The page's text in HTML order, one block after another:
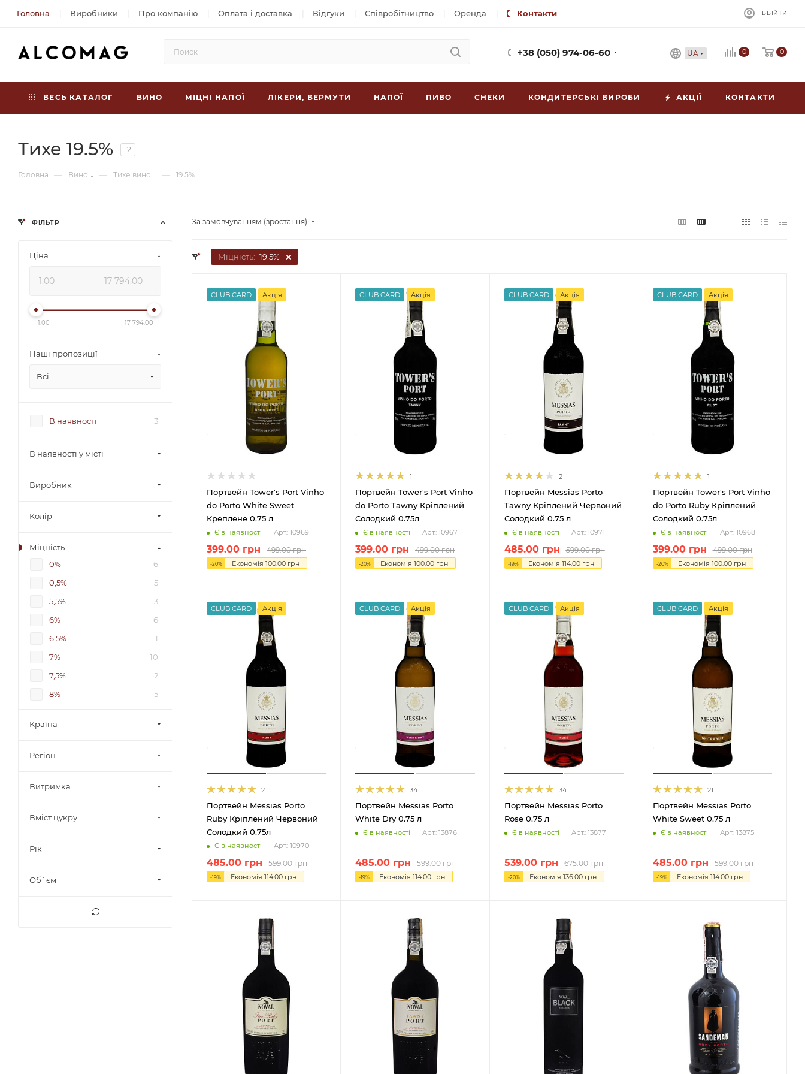
Головна Виробники Про компанію Оплата і доставка Відгуки Співробітництво Оренда Контакти ВВІЙТИ
+38 (050) 974-06-60 UA 0 0
ВЕСЬ КАТАЛОГ ВИНО МІЦНІ НАПОЇ ЛІКЕРИ, ВЕРМУТИ НАПОЇ ПИВО СНЕКИ КОНДИТЕРСЬКІ ВИРОБИ АКЦІЇ КОНТАКТИ
Тихе 19.5% 12
Головна — Вино — Тихе вино — 19.5%
За замовчуванням (зростання)
Міцність: 19.5%
CLUB CARD Акція
Портвейн Tower's Port Vinho
do Porto White Sweet
Креплене 0.75 л
Є в наявності Арт.: 10969
399.00 грн 499.00грн
-20% Економія 100.00 грн
CLUB CARD Акція
1
Портвейн Tower's Port Vinho
do Porto Tawny Кріплений
Солодкий 0.75л
Є в наявності Арт.: 10967
399.00 грн 499.00грн
-20% Економія100.00 грн
CLUB CARD Акція
2
Портвейн Messias Porto
Tawny Кріплений Червоний
Солодкий 0.75 л
Є в наявності Арт.: 10971
485.00грн 599.00грн
-19% Економія 114.00грн
CLUB CARD Акція
1
Портвейн Tower's Port Vinho
do Porto Ruby Кріплений
Солодкий 0.75л
Є в наявності Арт.: 10968
399.00грн 499.00грн
-20% Економія 100.00грн
CLUB CARD Акція
2
Портвейн Messias Porto
Ruby Кріплений Червоний
Солодкий 0.75л
Є в наявності Арт.: 10970
485.00 грн 599.00грн
-19% Економія 114.00 грн
CLUB CARD Акція
34
Портвейн Messias Porto
White Dry 0.75 л
Є в наявності Арт.: 13876
485.00 грн 599.00грн
-19% Економія114.00 грн
CLUB CARD Акція
34
Портвейн Messias Porto
Rose 0.75 л
Є в наявності Арт.: 13877
539.00грн 675.00грн
-20% Економія 136.00грн
CLUB CARD Акція
21
Портвейн Messias Porto
White Sweet 0.75 л
Є в наявності Арт.: 13875
485.00грн 599.00грн
-19% Економія 114.00грн
ФІЛЬТР
Ціна
1.00 17 794.00
Наші пропозиції
Всі
В наявності 3
В наявності у місті
Виробник
Колір
Міцність
0%
6
0,5%
5
5,5%
3
6%
6
6,5%
1
7%
10
7,5%
2
8%
5
9-14%
1
9,5-13%
10%
14
Країна
Регіон
Витримка
Вміст цукру
Рік
Об`єм